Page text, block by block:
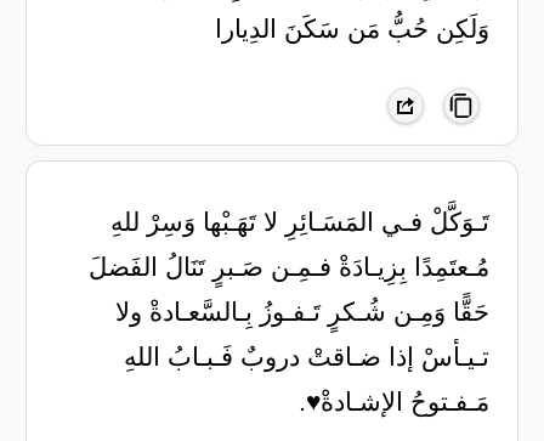
وَلَكِن حُبُّ مَن سَكَنَ الدِيارا
تَـوَكَّلْ فـي المَسَـائِرِ لا تَهَـبْها وَسِرْ للهِ
مُـعتَمِدًا بِزِيـادَةْ فـمِـن صَـبرٍ تَنَالُ الفَضلَ
حَقًّا وَمِـن شُـكرٍ تَـفـوزُ بِـالسَّعـادةْ ولا
تـيـأسْ إذا ضـاقتْ دروبٌ فَـبـابُ اللهِ
مَـفـتوحُ الإشـادةْ♥️.